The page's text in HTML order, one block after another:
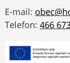
E-mail:
Telefon: 466